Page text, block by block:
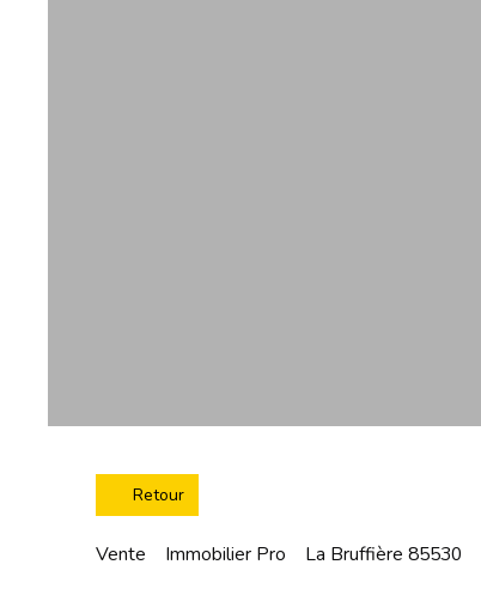
Retour
Vente Immobilier Pro La Bruffière 85530